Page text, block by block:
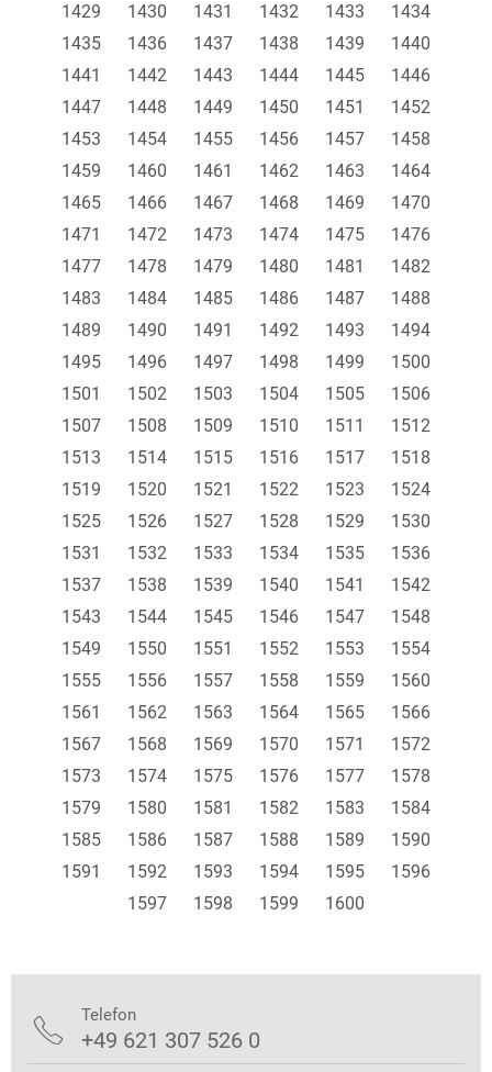
1429
1430 1431 1432 1433
1434
1435
1436 1437 1438 1439
1440
1441
1442 1443 1444 1445
1446
1447
1448 1449 1450 1451
1452
1453
1454 1455 1456 1457
1458
1459
1460 1461 1462 1463
1464
1465
1466 1467 1468 1469
1470
1471
1472 1473 1474 1475
1476
1477
1478 1479 1480 1481
1482
1483
1484 1485 1486 1487
1488
1489
1490 1491 1492 1493
1494
1495
1496 1497 1498 1499
1500
1501
1502 1503 1504 1505
1506
1507
1508 1509 1510 1511
1512
1513
1514 1515 1516 1517
1518
1519
1520 1521 1522 1523
1524
1525
1526 1527 1528 1529
1530
1531
1532 1533 1534 1535
1536
1537
1538 1539 1540 1541
1542
1543
1544 1545 1546 1547
1548
1549
1550 1551 1552 1553
1554
1555
1556 1557 1558 1559
1560
1561
1562 1563 1564 1565
1566
1567
1568 1569 1570 1571
1572
1573
1574 1575 1576 1577
1578
1579
1580 1581 1582 1583
1584
1585
1586 1587 1588 1589
1590
1591
1592 1593 1594 1595
1596
1597
1598 1599 1600
 Telefon
+49 621 307 526 0